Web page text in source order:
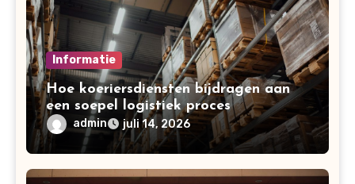
Informatie
Hoe koeriersdiensten bijdragen aan
een soepel logistiek proces
admin juli 14, 2026